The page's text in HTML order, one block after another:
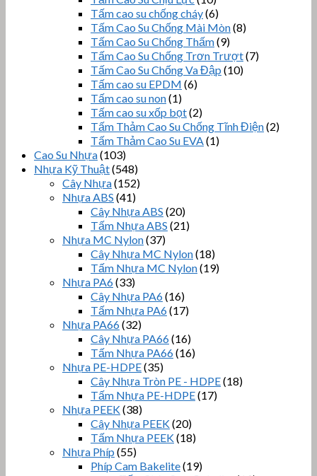
Tấm cao su chống cháy(6)
Tấm Cao Su Chống Mài Mòn(8)
Tấm Cao Su Chống Thấm(9)
Tấm Cao Su Chống Trơn Trượt(7)
Tấm Cao Su Chống Va Đập (10)
Tấm cao su EPDM (6)
Tấm cao su non(1)
Tấm cao su xốp bọt(2)
Tấm Thảm Cao Su Chống Tĩnh Điện(2)
Tấm Thảm Cao Su EVA(1)
Cao Su Nhựa(103)
Nhựa Kỹ Thuật(548)
Cây Nhựa(152)
Nhựa ABS (41)
Cây Nhựa ABS (20)
Tấm Nhựa ABS (21)
Nhựa MC Nylon(37)
Cây Nhựa MC Nylon(18)
Tấm Nhựa MC Nylon(19)
Nhựa PA6(33)
Cây Nhựa PA6(16)
Tấm Nhựa PA6(17)
Nhựa PA66(32)
Cây Nhựa PA66(16)
Tấm Nhựa PA66(16)
Nhựa PE-HDPE(35)
Cây Nhựa Tròn PE - HDPE(18)
Tấm Nhựa PE-HDPE(17)
Nhựa PEEK(38)
Cây Nhựa PEEK(20)
Tấm Nhựa PEEK(18)
Nhựa Phíp (55)
Phíp Cam Bakelite(19)